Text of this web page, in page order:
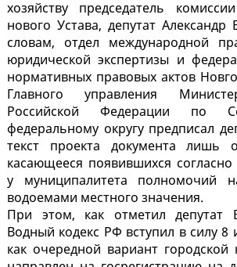
хозяйству председатель
нового Устава, депутат Александр
словам, отдел международной
юридической экспертизы и
нормативных правовых актов
Главного управления
Российской Федерации по
федеральному округу предписал
текст проекта документа лишь
касающееся появившихся согласно
у муниципалитета полномочий
водоемами местного значения.
При этом, как отметил депутат
Водный кодекс РФ вступил в силу 8
как очередной вариант городской